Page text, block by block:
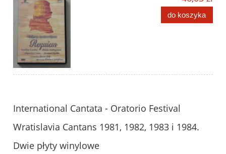
do koszyka
International Cantata - Oratorio Festival
Wratislavia Cantans 1981, 1982, 1983 i 1984.
Dwie płyty winylowe